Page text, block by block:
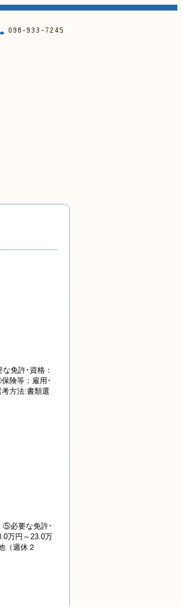
098-933-7245
免許･資格：
険等：雇用･
方法:書類選
⑤必要な免許･
万円～23.0万
（週休２